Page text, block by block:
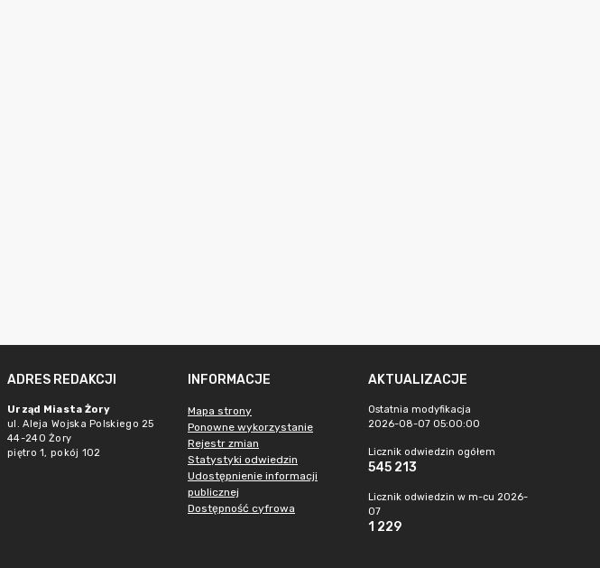
ADRES REDAKCJI
Urząd Miasta Żory
ul. Aleja Wojska Polskiego 25
44-240 Żory
piętro 1, pokój 102
INFORMACJE
Mapa strony
Ponowne wykorzystanie
Rejestr zmian
Statystyki odwiedzin
Udostępnienie informacji
publicznej
Dostępność cyfrowa
AKTUALIZACJE
Ostatnia modyfikacja
2026-08-07 05:00:00
Licznik odwiedzin ogółem
545 213
Licznik odwiedzin w m-cu 2026-
07
1 229